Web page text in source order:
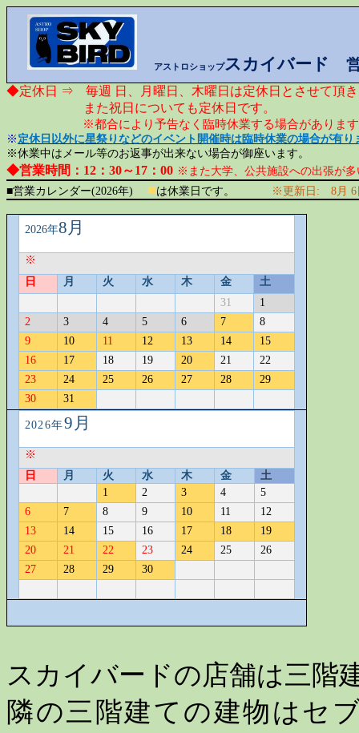
アストロショップスカイバード
◆定休日 ⇒
毎週 日、月曜日、木曜日は定休日とさせて頂
また祝日についても定休日です。
※都合により予告なく臨時休業する場合がありま
※ 定休日以外に星祭りなどのイベント開催時は臨時休業の場合が有り
※休業中はメール等のお返事が出来ない場合が御座います。
◆営業時間： 12 ： 30～17 ： 00 ※また大学、公共施設への出張が
■営業カレンダー(2026年) ■は休業日です。 ※更新日 : 8月 6
2026年8月
※
日
月 火 水 木 金
土
31
1
2
3 4 5 6 7
8
9
10 11 12 13 14
15
16
17 18 19 20 21
22
23
24 25 26 27 28
29
30
31
2026年9 月
※
日
月 火 水 木 金
土
1
2 3 4
5
6
7 8 9 10 11
12
13
14 15 16 17 18
19
20
21 22 23 24 25
26
27
28 29 30
スカイバードの店舗は三階
隣の三階建ての建物はセ